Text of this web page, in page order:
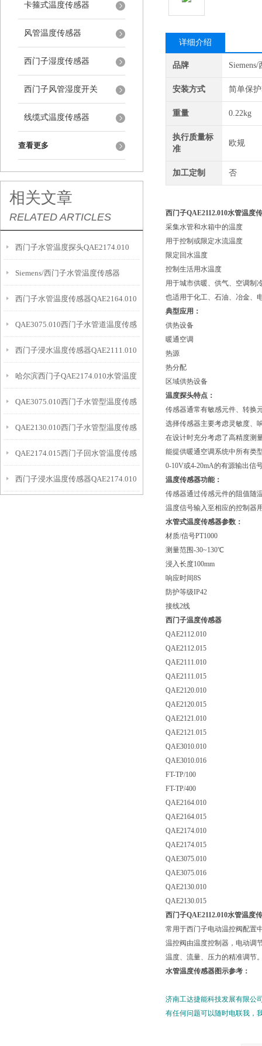
卡箍式温度传感器
风管温度传感器
西门子湿度传感器
西门子风管湿度开关
线缆式温度传感器
查看更多
相关文章
RELATED ARTICLES
西门子水管温度探头QAE2174.010
Siemens/西门子水管温度传感器
QAE2164.015
西门子水管温度传感器QAE2164.010
QAE3075.010西门子水管道温度传感
器
西门子浸水温度传感器QAE2111.010​
现货供应
哈尔滨西门子QAE2174.010水管温度
传感器
QAE3075.010西门子水管型温度传感
器
QAE2130.010西门子水管型温度传感
器选型
QAE2174.015西门子回水管温度传感
器组成
西门子浸水温度传感器QAE2174.010
详细介绍
品牌
安装方式 简单保
重量 0.22kg
执行质量标
准
欧规
加工定制 否
西门子QAE2112.010水管温度
采集水管和水箱中的温度
用于控制或限定水流温度
限定回水温度
控制生活用水温度
用于城市供暖、供气、空调制
也适用于化工、石油、冶金、
典型应用：
供热设备
暖通空调
热源
热分配
区域供热设备
温度探头特点：
传感器通常有敏感元件、转换
选择传感器主要考虑灵敏度、
在设计时充分考虑了高精度测
能提供暖通空调系统中所有类
0-10V或4-20mA的有源输出信
温度传感器功能：
传感器通过传感元件的阻值随
温度信号输入至相应的控制器
水管式温度传感器参数：
材质/信号PT1000
测量范围-30~130℃
浸入长度100mm
响应时间8S
防护等级IP42
接线2线
西门子温度传感器
QAE2112.010
QAE2112.015
QAE2111.010
QAE2111.015
QAE2120.010
QAE2120.015
QAE2121.010
QAE2121.015
QAE3010.010
QAE3010.016
FT-TP/100
FT-TP/400
QAE2164.010
QAE2164.015
QAE2174.010
QAE2174.015
QAE3075.010
QAE3075.016
QAE2130.010
QAE2130.015
西门子QAE2112.010水管温度
常用于西门子电动温控阀配置
温控阀由温度控制器，电动调
温度、流量、压力的精准调节
水管温度传感器图示参考：
济南工达捷能科技发展有限公
有任何问题可以随时电联我，